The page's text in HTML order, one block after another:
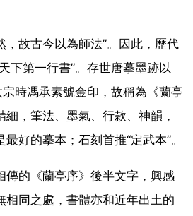
，故古今以為師法”。因此，歷代
下第一行書”。存世唐摹墨跡以
宗時馮承素號金印，故稱為《蘭亭
，筆法、墨氣、行款、神韻，
好的摹本；石刻首推“定武本”。
傳的《蘭亭序》後半文字，興感
相同之處，書體亦和近年出土的